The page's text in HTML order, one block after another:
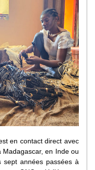
en contact direct avec
Madagascar, en Inde ou
sept années passées à